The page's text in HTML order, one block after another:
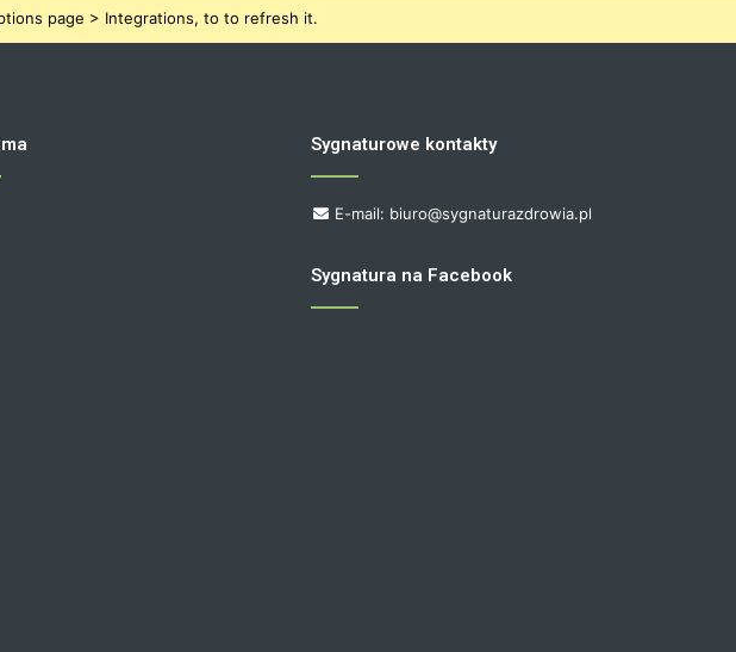
page > Integrations, to to refresh it.
Sygnaturowe kontakty
E-mail: biuro@sygnaturazdrowia.pl
Sygnatura na Facebook